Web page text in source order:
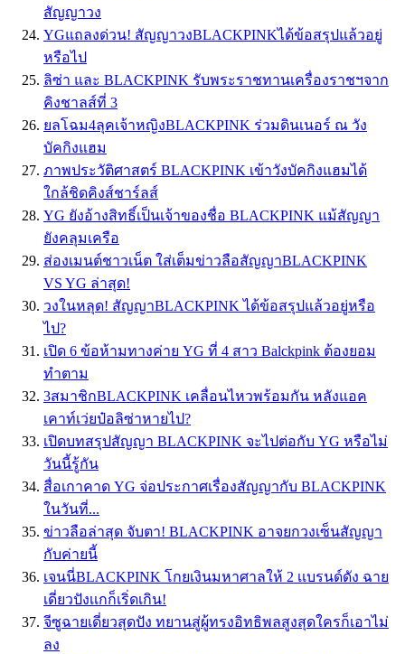
สัญญาวง
YGแถลงด่วน! สัญญาวงBLACKPINKได้ข้อสรุปแล้วอยู่
หรือไป
ลิซ่า และ BLACKPINK รับพระราชทานเครื่องราชฯจาก
คิงชาลส์ที่ 3
ยลโฉม4ลุคเจ้าหญิงBLACKPINK ร่วมดินเนอร์ ณ วัง
บัคกิงแฮม
ภาพประวัติศาสตร์ BLACKPINK เข้าวังบัคกิงแฮมได้
ใกล้ชิดคิงส์ชาร์ลส์
YG ยังอ้างสิทธิ์เป็นเจ้าของชื่อ BLACKPINK แม้สัญญา
ยังคลุมเครือ
ส่องเมนต์ชาวเน็ต ใส่เต็มข่าวลือสัญญาBLACKPINK
VS YG ล่าสุด!
วงในหลุด! สัญญาBLACKPINK ได้ข้อสรุปแล้วอยู่หรือ
ไป?
เปิด 6 ข้อห้ามทางค่าย YG ที่ 4 สาว Balckpink ต้องยอม
ทำตาม
3สมาชิกBLACKPINK เคลื่อนไหวพร้อมกัน หลังแอค
เคาท์เว่ยป๋อลิซ่าหายไป?
เปิดบทสรุปสัญญา BLACKPINK จะไปต่อกับ YG หรือไม่
วันนี้รู้กัน
สื่อเกาคาด YG จ่อประกาศเรื่องสัญญากับ BLACKPINK
ในวันที่...
ข่าวลือล่าสุด จับตา! BLACKPINK อาจยกวงเซ็นสัญญา
กับค่ายนี้
เจนนี่BLACKPINK โกยเงินมหาศาลให้ 2 เเบรนด์ดัง ฉาย
เดี่ยวปังเเกก็เริ่ดเกิน!
จีซูฉายเดี่ยวสุดปัง ทยานสู่ผู้ทรงอิทธิพลสูงสุดใครก็เอาไม่
ลง